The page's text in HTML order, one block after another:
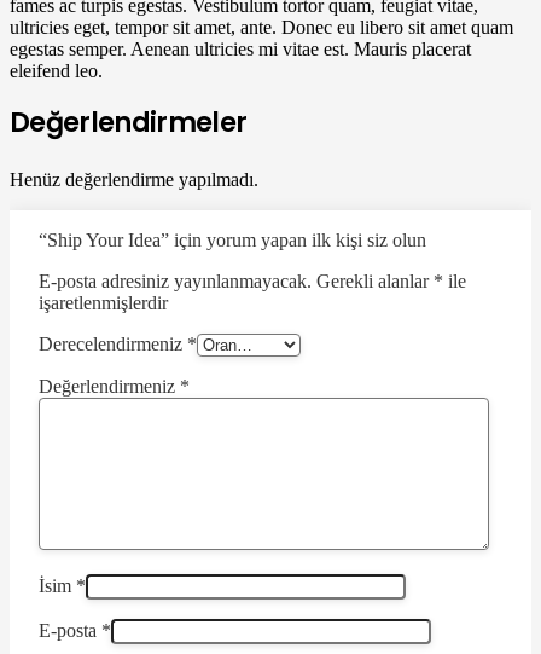
fames ac turpis egestas. Vestibulum tortor quam, feugiat vitae,
ultricies eget, tempor sit amet, ante. Donec eu libero sit amet quam
egestas semper. Aenean ultricies mi vitae est. Mauris placerat
eleifend leo.
Değerlendirmeler
Henüz değerlendirme yapılmadı.
“Ship Your Idea” için yorum yapan ilk kişi siz olun
E-posta adresiniz yayınlanmayacak. Gerekli alanlar * ile
işaretlenmişlerdir
Derecelendirmeniz *
Değerlendirmeniz *
İsim *
E-posta *